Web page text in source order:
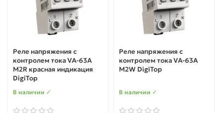
Реле напряжения c
контролем тока VА-63A
M2R красная индикация
DigiTop
В наличии ✓
Реле напряжения c
контролем тока VА-63A
M2W DigiTop
В наличии ✓